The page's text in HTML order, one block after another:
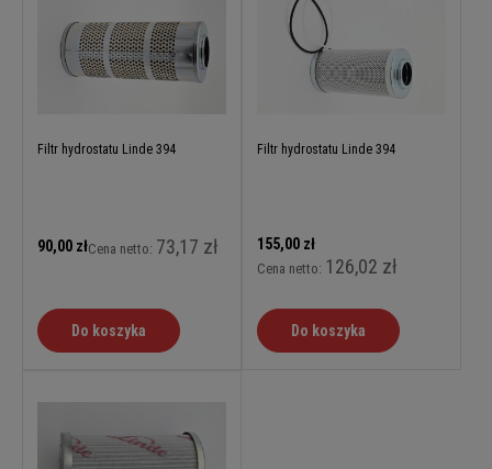
Filtr hydrostatu Linde 394
90,00 złCena netto: 73,17 zł
Do koszyka
Filtr hydrostatu Linde 394
155,00 zł
Cena netto: 126,02 zł
Do koszyka